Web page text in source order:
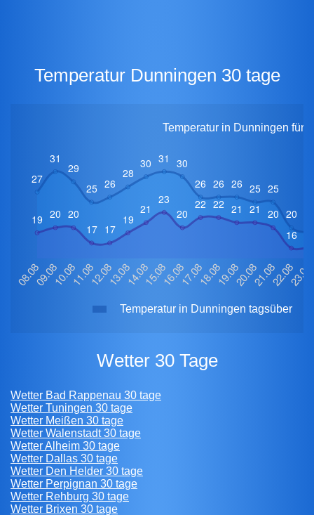
Temperatur Dunningen 30 tage
Temperatur in Dunningen für
Temperatur in Dunningen tagsüber
Wetter 30 Tage
Wetter Bad Rappenau 30 tage
Wetter Tuningen 30 tage
Wetter Meißen 30 tage
Wetter Walenstadt 30 tage
Wetter Alheim 30 tage
Wetter Dallas 30 tage
Wetter Den Helder 30 tage
Wetter Perpignan 30 tage
Wetter Rehburg 30 tage
Wetter Brixen 30 tage